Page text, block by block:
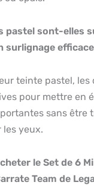
pastel sont-elles
surlignage
teinte pastel,
pour mettre en
sans être
les yeux.
le Set de 6
Team de